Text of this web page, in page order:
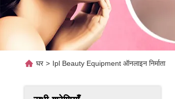
घर > Ipl Beauty Equipment ऑनलाइन निर्माता